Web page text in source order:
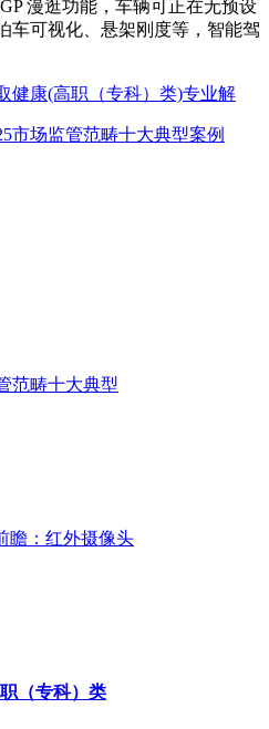
漫逛功能，车辆可正在无预设
车可视化、悬架刚度等，智能驾
健康(高职（专科）类)专业解
市场监管范畴十大典型案例
范畴十大典型
瞻：红外摄像头
（专科）类